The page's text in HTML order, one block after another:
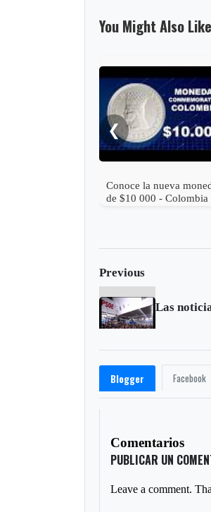
You Might Also Like
❮
Conoce la nueva
de $10 000 - Colombia
Previous
Blogger Facebook
Comentarios
PUBLICAR UN
Leave a comment.